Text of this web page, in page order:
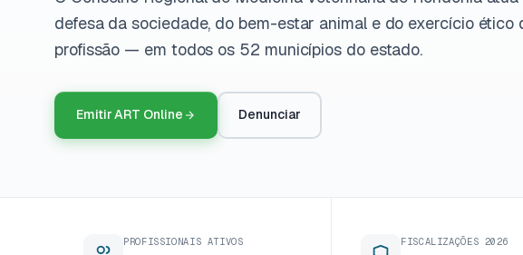
defesa da sociedade, do bem-estar animal e do exercício ético
profissão — em todos os 52 municípios do estado.
Emitir ART Online Denunciar
PROFISSIONAIS ATIVOS FISCALIZAÇÕES 2026